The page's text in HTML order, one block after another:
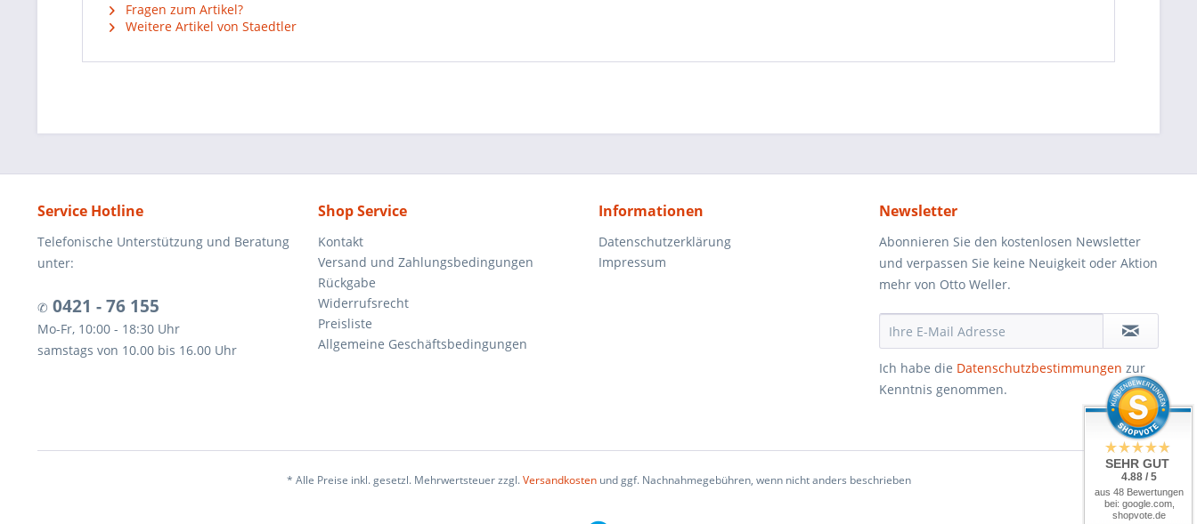
Fragen zum Artikel?
Weitere Artikel von Staedtler
Service Hotline
Telefonische Unterstützung und Beratung
unter:
✆ 0421 - 76 155
Mo-Fr, 10:00 - 18:30 Uhr
samstags von 10.00 bis 16.00 Uhr
Shop Service
Kontakt
Versand und Zahlungsbedingungen
Rückgabe
Widerrufsrecht
Preisliste
Allgemeine Geschäftsbedingungen
Informationen
Datenschutzerklärung
Impressum
Newsletter
Abonnieren Sie den kostenlosen Newsletter
und verpassen Sie keine Neuigkeit oder Aktion
mehr von Otto Weller.
Ich habe die Datenschutzbestimmungen zur
Kenntnis genommen.
* Alle Preise inkl. gesetzl. Mehrwertsteuer zzgl.Versandkostenund ggf. Nachnahmegebühren, wenn nicht anders beschrieben
SEHR GUT
4.88 / 5
aus 48 Bewertungen
bei: google.com,
shopvote.de